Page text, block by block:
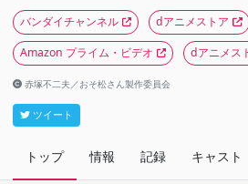
バンダイチャンネル
dアニメストア
Amazon プライム・ビデオ
dアニメス
赤塚不二夫／おそ松さん製作委員会
ツイート
トップ 情報 記録 キャスト